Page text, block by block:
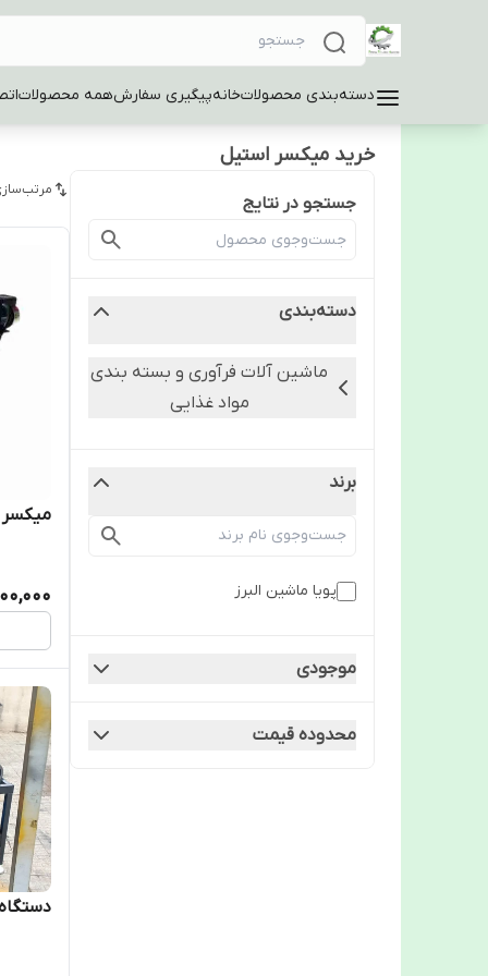
دسته‌بندی محصولاتخانهپیگیری سفارشهمه محصولات
خرید میکسر استیل
جستجو در نتایج
دسته‌بندی
ماشین آلات فرآوری و بسته بندی
مواد غذایی
برند
پویا ماشین البرز
موجودی
محدوده قیمت
میکسر پودر ۶۰
دستگاه